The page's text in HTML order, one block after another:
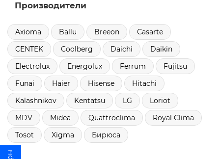
Производители
Axioma Ballu Breeon
Casarte
CENTEK
Coolberg Daichi
Daikin
Electrolux
Energolux Ferrum
Fujitsu
Funai
Haier Hisense
Hitachi
Kalashnikov
Kentatsu LG
Loriot
MDV
Midea Quattroclima
Royal Clima
Tosot
Xigma Бирюса